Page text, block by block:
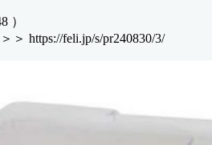
）
https://feli.jp/s/pr240830/3/